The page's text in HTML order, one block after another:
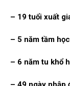
– 19 tuổi xuất
– 5 năm tầm
– 6 năm tu khổ